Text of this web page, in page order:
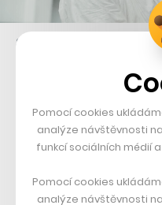
Sochař Michal Trpák je
„Je to Prvok a jen
dál. Za ten rok jsme
hodně, ale zatím jsme
poukazuje na složitost
Michal Trpák, který na
obytnou sochu než na
Pomocí cookies
analýze návštěvnosti
funkcí sociálních médií
Pomocí cookies
analýze návštěvnosti